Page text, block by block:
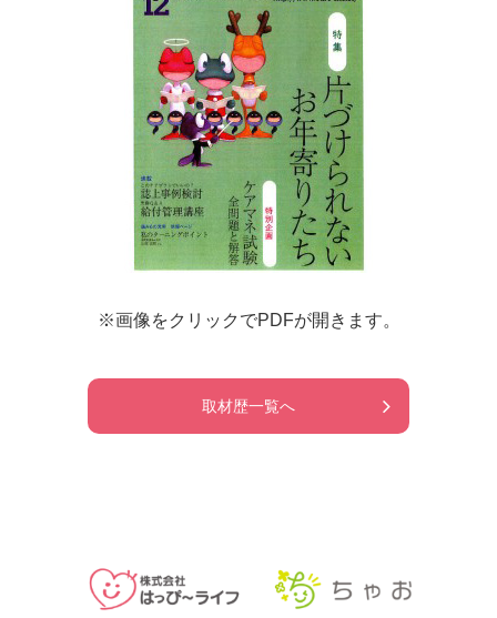
※画像をクリックでPDFが開きます。
取材歴一覧へ